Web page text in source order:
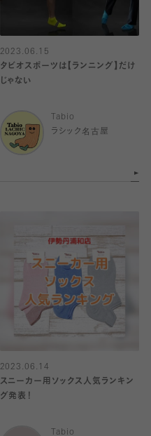
2023.06.15
タビオスポーツは【ランニング】だけ
じゃない
Tabio
ラシック名古屋
2023.06.14
スニーカー用ソックス人気ランキン
グ発表！
Tabio